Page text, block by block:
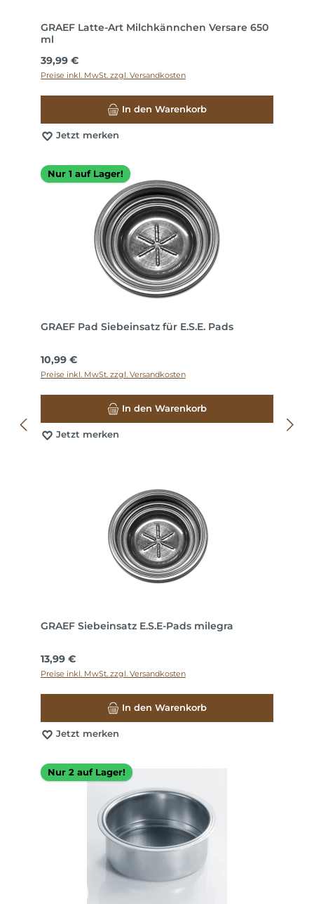
GRAEF Latte-Art Milchkännchen Versare 650
ml
Regulärer Preis:
39,99 €
Preise inkl. MwSt. zzgl. Versandkosten
In den Warenkorb
Jetzt merken
Nur 1 auf Lager!
GRAEF Pad Siebeinsatz für E.S.E. Pads
Regulärer Preis:
10,99 €
Preise inkl. MwSt. zzgl. Versandkosten
In den Warenkorb
Jetzt merken
GRAEF Siebeinsatz E.S.E-Pads milegra
Regulärer Preis:
13,99 €
Preise inkl. MwSt. zzgl. Versandkosten
In den Warenkorb
Jetzt merken
Nur 2 auf Lager!